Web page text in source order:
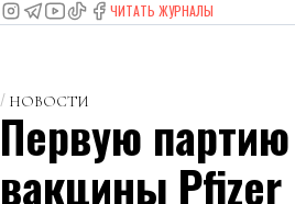
ЧИТАТЬ ЖУРНАЛЫ
НОВОСТИ
Первую партию
вакцины Pfizer